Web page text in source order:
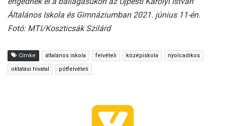
Általános Iskola és Gimnáziumban 2021. június 11-én.
Fotó: MTI/Koszticsák Szilárd
Címke általános iskola felvételi középiskola nyolcadikos
oktatási hivatal pótfelvételi